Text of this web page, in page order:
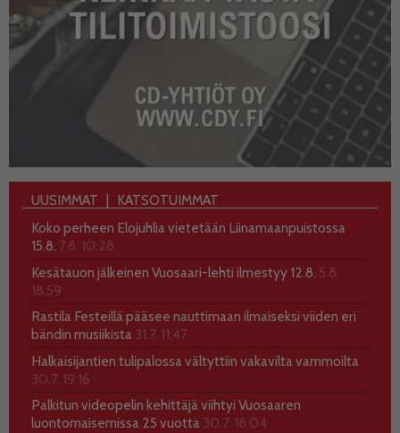
UUSIMMAT
KATSOTUIMMAT
Koko perheen Elojuhlia vietetään Liinamaanpuistossa
15.8. 7.8. 10:28
Kesätauon jälkeinen Vuosaari-lehti ilmestyy 12.8. 5.8.
18:59
Rastila Festeillä pääsee nauttimaan ilmaiseksi viiden eri
bändin musiikista 31.7. 11:47
Halkaisijantien tulipalossa vältyttiin vakavilta vammoilta
30.7. 19:16
Palkitun videopelin kehittäjä viihtyi Vuosaaren
luontomaisemissa 25 vuotta 30.7. 18:04